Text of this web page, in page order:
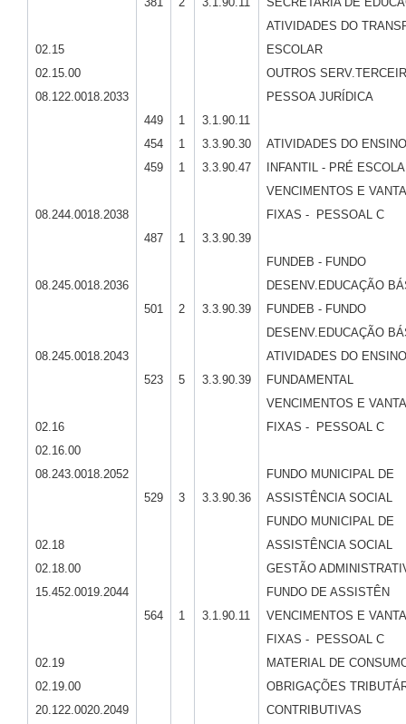
02.15
02.15.00
08.122.0018.2033
08.244.0018.2038
08.245.0018.2036
08.245.0018.2043
02.16
02.16.00
08.243.0018.2052
02.18
02.18.00
15.452.0019.2044
02.19
02.19.00
20.122.0020.2049
449
454
459
487
501
523
529
564
1
1
1
1
2
5
3
1
3.1.90.11
3.3.90.30
3.3.90.47
3.3.90.39
3.3.90.39
3.3.90.39
3.3.90.36
3.1.90.11
ATIVIDADES DO
ESCOLAR
OUTROS
PESSOA JURÍDICA
ATIVIDADES DO ENSINO
INFANTIL - PRÉ ESCOLA
VENCIMENTOS E
FIXAS - PESSOAL C
FUNDEB - FUNDO
DESENV.EDUCAÇÃO
FUNDEB - FUNDO
DESENV.EDUCAÇÃO
ATIVIDADES DO ENSINO
FUNDAMENTAL
VENCIMENTOS E
FIXAS - PESSOAL C
FUNDO MUNICIPAL DE
ASSISTÊNCIA SOCIAL
FUNDO MUNICIPAL DE
ASSISTÊNCIA SOCIAL
GESTÃO
FUNDO DE ASSISTÊN
VENCIMENTOS E
FIXAS - PESSOAL C
MATERIAL DE
OBRIGAÇÕES
CONTRIBUTIVAS